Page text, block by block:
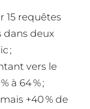
15 requêtes
dans deux
;
vers le
à 64 % ;
+40 % de